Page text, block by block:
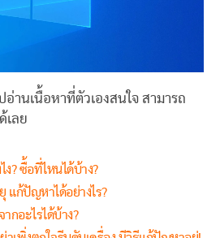
านเนื้อหาที่ตัวเองสนใจ สามารถ
เลย
ง? ซื้อที่ไหนได้บ้าง?
แก้ปัญหาได้อย่างไร?
กอะไรได้บ้าง?